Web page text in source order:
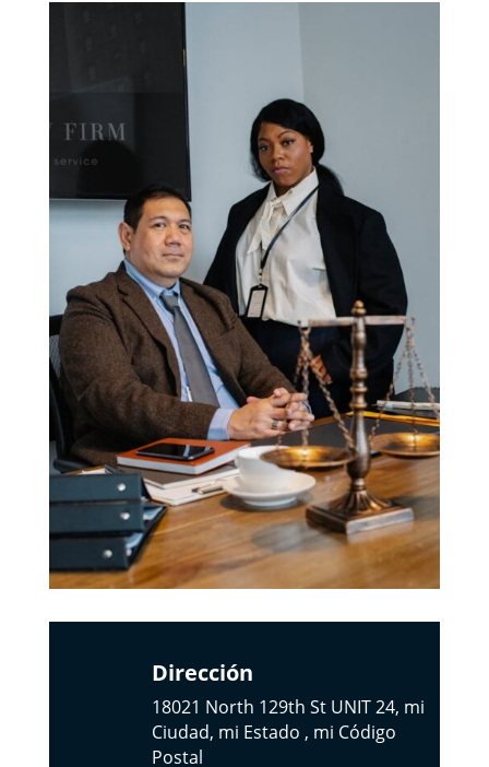
Dirección
18021 North 129th St UNIT 24, mi
Ciudad, mi Estado , mi Código
Postal